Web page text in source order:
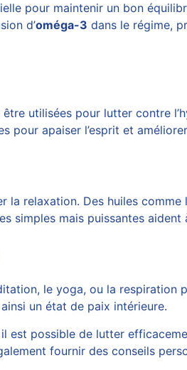
pour maintenir un bon
d’oméga-3 dans le régime,
utilisées pour lutter contre
pour apaiser l’esprit et
la relaxation. Des huiles comme
simples mais puissantes
le yoga, ou la respiration
un état de paix intérieure.
est possible de lutter
fournir des conseils